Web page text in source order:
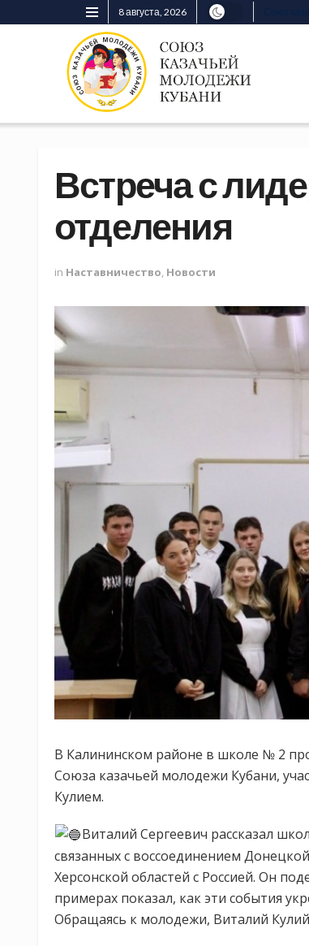
8 августа, 2026
Встреча с
отделения
in Наставничество Новости
В Калининском районе в школе № 2
Союза казачьей молодежи Кубани,
Кулием.
Виталий Сергеевич рассказал
связанных с воссоединением
Херсонской областей с Россией. Он
примерах показал, как эти события
Обращаясь к молодежи, Виталий